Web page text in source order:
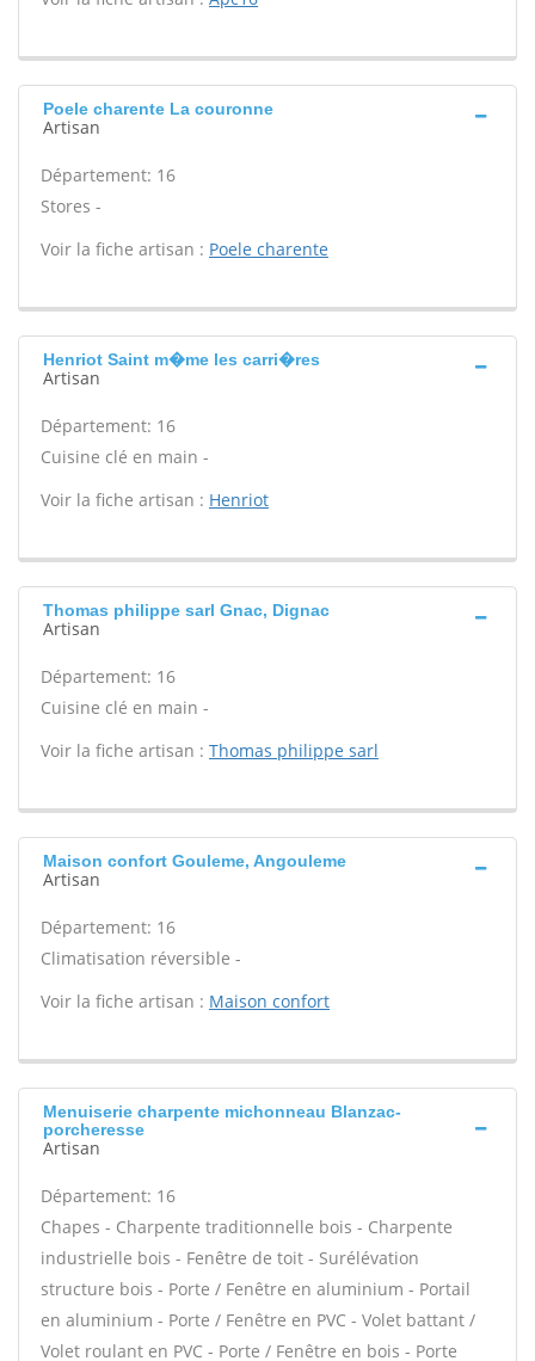
Poele charente La couronne
Artisan
Département: 16
Stores -
Voir la fiche artisan : Poele charente
Henriot Saint m�me les carri�res
Artisan
Département: 16
Cuisine clé en main -
Voir la fiche artisan : Henriot
Thomas philippe sarl Gnac, Dignac
Artisan
Département: 16
Cuisine clé en main -
Voir la fiche artisan : Thomas philippe sarl
Maison confort Gouleme, Angouleme
Artisan
Département: 16
Climatisation réversible -
Voir la fiche artisan : Maison confort
Menuiserie charpente michonneau Blanzac-
porcheresse
Artisan
Département: 16
Chapes - Charpente traditionnelle bois - Charpente
industrielle bois - Fenêtre de toit - Surélévation
structure bois - Porte / Fenêtre en aluminium - Portail
en aluminium - Porte / Fenêtre en PVC - Volet battant /
Volet roulant en PVC - Porte / Fenêtre en bois - Porte